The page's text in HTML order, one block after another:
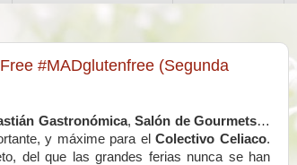
#MADglutenfree (Segunda
Gastronómica,Salón de Gourmets…
y máxime para elColectivo Celiaco.
del que las grandes ferias nunca se han